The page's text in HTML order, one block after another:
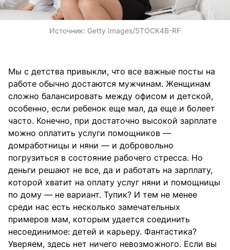
Источник: Getty Images/STOCK4B-RF
Мы с детства привыкли, что все важные посты на
работе обычно достаются мужчинам. Женщинам
сложно балансировать между офисом и детской,
особенно, если ребенок еще мал, да еще и болеет
часто. Конечно, при достаточно высокой зарплате
можно оплатить услуги помощников —
домработницы и няни — и добровольно
погрузиться в состояние рабочего стресса. Но
деньги решают не все, да и работать на зарплату,
которой хватит на оплату услуг няни и помощницы
по дому — не вариант. Тупик? И тем не менее
среди нас есть несколько замечательных
примеров мам, которым удается соединить
несоединимое: детей и карьеру. Фантастика?
Уверяем, здесь нет ничего невозможного. Если вы